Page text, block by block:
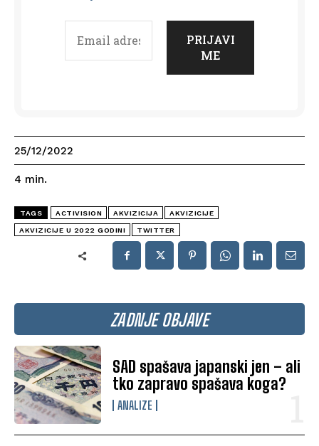
ZADNJE OBJAVE
SAD spašava japanski jen – ali
tko zapravo spašava koga?
ANALIZE
25/12/2022
4 min.
TAGS ACTIVISION AKVIZICIJA AKVIZICIJE
AKVIZICIJE U 2022 GODINI TWITTER